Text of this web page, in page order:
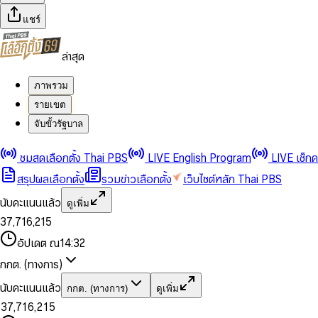
แชร์
ล่าสุด
ภาพรวม
รายเขต
จับขั้วรัฐบาล
ชมสดเลือกตั้ง Thai PBS LIVE English Program
LIVE เช็ก
สรุปผลเลือกตั้ง
รวมข่าวเลือกตั้ง
เว็บไซต์หลัก Thai PBS
นับคะแนนแล้ว
ดูเพิ่ม
0
1
2
3
4
5
6
8
9
2
3
4
5
6
7
8
9
,
0
2
4
6
7
8
9
0
1
2
3
4
5
6
7
8
1
3
5
6
7
8
9
,
1
2
4
5
7
8
9
0
1
3
4
6
7
8
0
2
3
4
5
7
8
อัปเดต ณ14:32
กกต. (ทางการ)
นับคะแนนแล้ว
กกต. (ทางการ) ดูเพิ่ม
0
1
2
3
0
1
2
4
5
6
7,
0
1
2
4
6
7
0
1
0
1
3
5
6,
1
2
0
1
0
2
3
4
5